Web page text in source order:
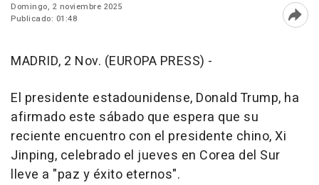
Domingo, 2 noviembre 2025
Publicado: 01:48
MADRID, 2 Nov. (EUROPA PRESS) -
El presidente estadounidense, Donald Trump, ha
afirmado este sábado que espera que su
reciente encuentro con el presidente chino, Xi
Jinping, celebrado el jueves en Corea del Sur
lleve a "paz y éxito eternos".